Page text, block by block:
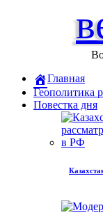
Главная
Геополитика
Повестка дня